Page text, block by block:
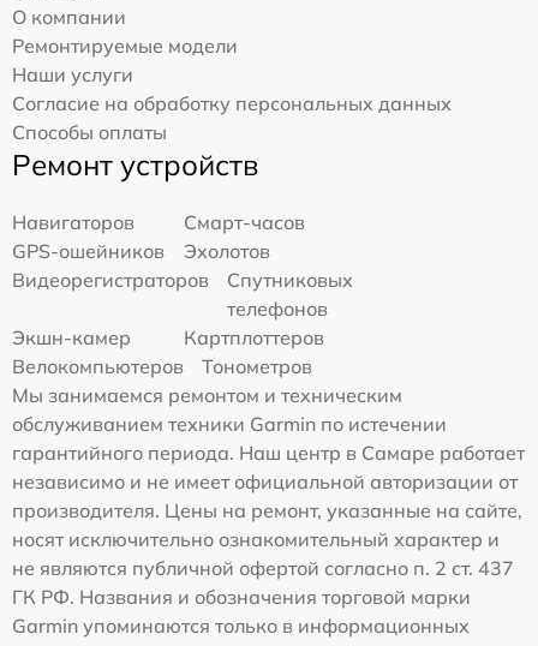
О компании
Ремонтируемые модели
Наши услуги
Согласие на обработку персональных данных
Способы оплаты
Ремонт устройств
Навигаторов
Смарт-часов
GPS-ошейников
Эхолотов
Видеорегистраторов
Спутниковых
телефонов
Экшн-камер
Картплоттеров
Велокомпьютеров
Тонометров
Мы занимаемся ремонтом и техническим
обслуживанием техники Garmin по истечении
гарантийного периода. Наш центр в Самаре работает
независимо и не имеет официальной авторизации от
производителя. Цены на ремонт, указанные на сайте,
носят исключительно ознакомительный характер и
не являются публичной офертой согласно п. 2 ст. 437
ГК РФ. Названия и обозначения торговой марки
Garmin упоминаются только в информационных